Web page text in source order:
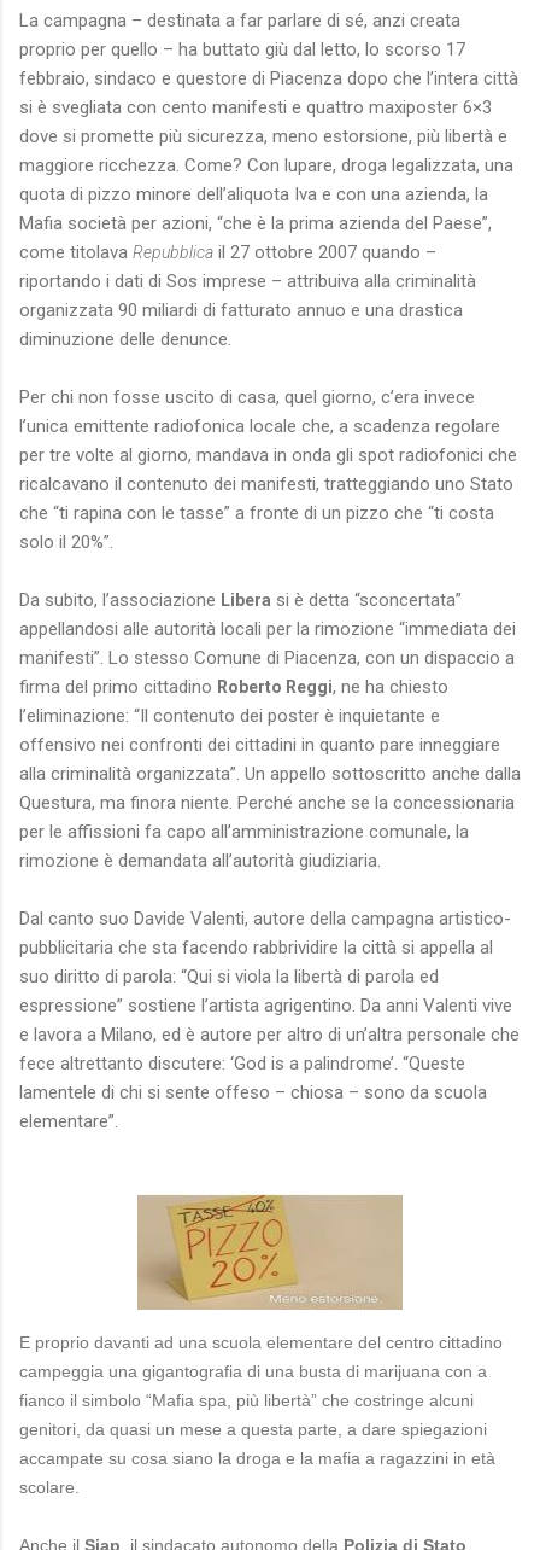
La campagna – destinata a far parlare di sé, anzi creata
proprio per quello – ha buttato giù dal letto, lo scorso 17
febbraio, sindaco e questore di Piacenza dopo che l’intera città
si è svegliata con cento manifesti e quattro maxiposter 6×3
dove si promette più sicurezza, meno estorsione, più libertà e
maggiore ricchezza. Come? Con lupare, droga legalizzata, una
quota di pizzo minore dell’aliquota Iva e con una azienda, la
Mafia società per azioni, “che è la prima azienda del Paese”,
come titolava Repubblica il 27 ottobre 2007 quando –
riportando i dati di Sos imprese – attribuiva alla criminalità
organizzata 90 miliardi di fatturato annuo e una drastica
diminuzione delle denunce.
Per chi non fosse uscito di casa, quel giorno, c’era invece
l’unica emittente radiofonica locale che, a scadenza regolare
per tre volte al giorno, mandava in onda gli spot radiofonici che
ricalcavano il contenuto dei manifesti, tratteggiando uno Stato
che “ti rapina con le tasse” a fronte di un pizzo che “ti costa
solo il 20%”.
Da subito, l’associazione Libera si è detta “sconcertata”
appellandosi alle autorità locali per la rimozione “immediata dei
manifesti”. Lo stesso Comune di Piacenza, con un dispaccio a
firma del primo cittadino Roberto Reggi, ne ha chiesto
l’eliminazione: “Il contenuto dei poster è inquietante e
offensivo nei confronti dei cittadini in quanto pare inneggiare
alla criminalità organizzata”. Un appello sottoscritto anche dalla
Questura, ma finora niente. Perché anche se la concessionaria
per le affissioni fa capo all’amministrazione comunale, la
rimozione è demandata all’autorità giudiziaria.
Dal canto suo Davide Valenti, autore della campagna artistico-
pubblicitaria che sta facendo rabbrividire la città si appella al
suo diritto di parola: “Qui si viola la libertà di parola ed
espressione” sostiene l’artista agrigentino. Da anni Valenti vive
e lavora a Milano, ed è autore per altro di un’altra personale che
fece altrettanto discutere: ‘God is a palindrome’. “Queste
lamentele di chi si sente offeso – chiosa – sono da scuola
elementare”.
E proprio davanti ad una scuola elementare del centro cittadino
campeggia una gigantografia di una busta di marijuana con a
fianco il simbolo “Mafia spa, più libertà” che costringe alcuni
genitori, da quasi un mese a questa parte, a dare spiegazioni
accampate su cosa siano la droga e la mafia a ragazzini in età
scolare.
Anche il Siap , il sindacato autonomo della Polizia di Stato